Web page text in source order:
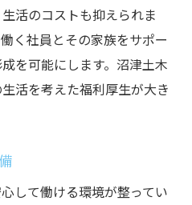
活のコストも抑えられま
く社員とその家族をサポー
を可能にします。沼津土木
活を考えた福利厚生が大き
して働ける環境が整ってい